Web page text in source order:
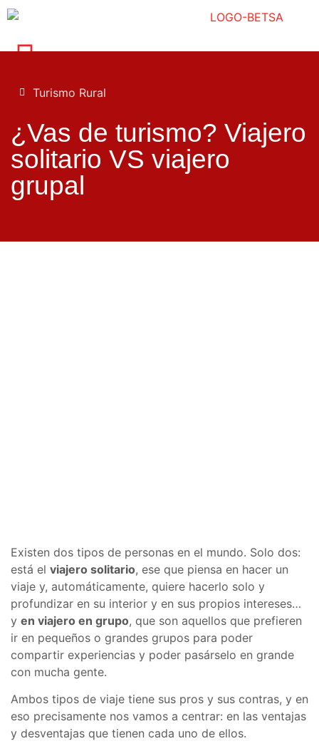
Turismo Rural
¿Vas de turismo? Viajero
solitario VS viajero
grupal
Existen dos tipos de personas en el mundo. Solo dos:
está el viajero solitario, ese que piensa en hacer un
viaje y, automáticamente, quiere hacerlo solo y
profundizar en su interior y en sus propios intereses…
y en viajero en grupo, que son aquellos que prefieren
ir en pequeños o grandes grupos para poder
compartir experiencias y poder pasárselo en grande
con mucha gente.
Ambos tipos de viaje tiene sus pros y sus contras, y en
eso precisamente nos vamos a centrar: en las ventajas
y desventajas que tienen cada uno de ellos.